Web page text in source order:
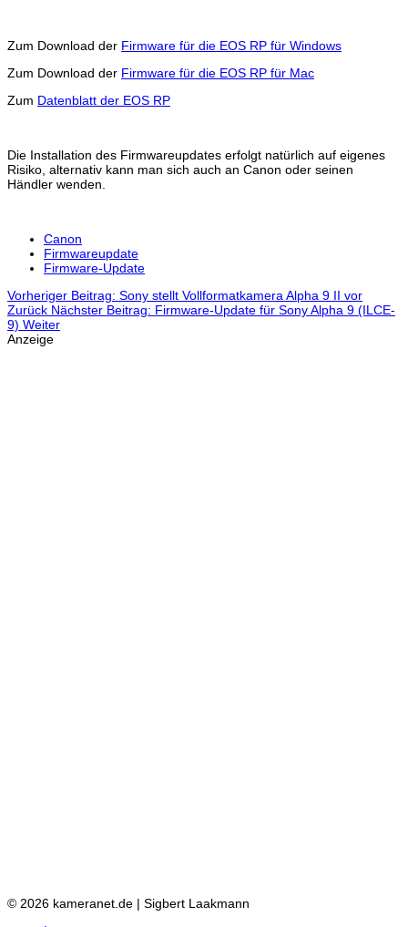
Zum Download der Firmware für die EOS RP für Windows
Zum Download der Firmware für die EOS RP für Mac
Zum Datenblatt der EOS RP
Die Installation des Firmwareupdates erfolgt natürlich auf eigenes
Risiko, alternativ kann man sich auch an Canon oder seinen
Händler wenden.
Canon
Firmwareupdate
Firmware-Update
Vorheriger Beitrag: Sony stellt Vollformatkamera Alpha 9 II vor
Zurück Nächster Beitrag: Firmware-Update für Sony Alpha 9 (ILCE-
9) Weiter
Anzeige
© 2026 kameranet.de | Sigbert Laakmann